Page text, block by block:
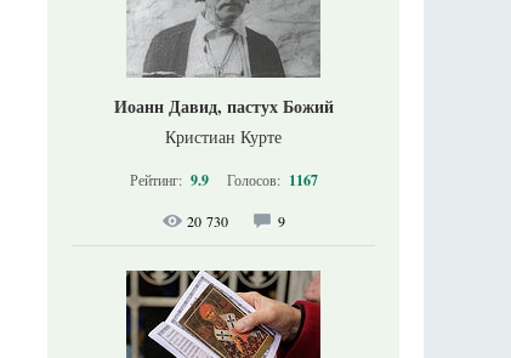
Иоанн Давид, пастух Божий
Кристиан Курте
Рейтинг: 9.9 Голосов: 1167
20 730 9